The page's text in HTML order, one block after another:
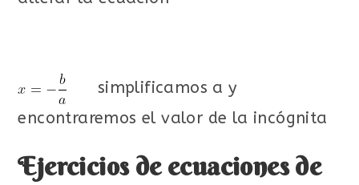
simplificamos a y
encontraremos el valor de la incógnita
Ejercicios de ecuaciones de